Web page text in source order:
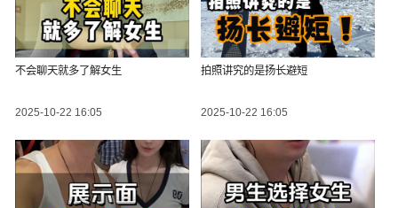
不会聊天就多了解女生
2025-10-22 16:05
拍照讲究的是扬长避短
2025-10-22 16:05